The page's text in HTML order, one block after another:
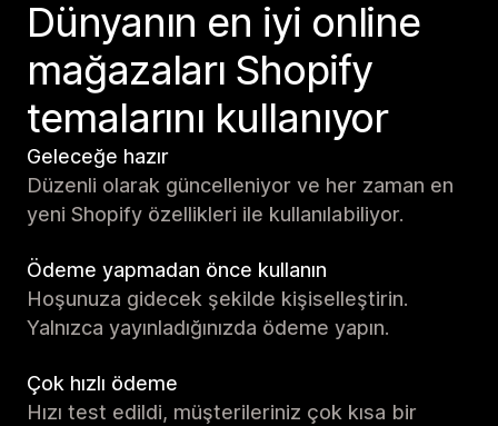
Dünyanın en iyi online
mağazaları Shopify
temalarını kullanıyor
Geleceğe hazır
Düzenli olarak güncelleniyor ve her zaman en
yeni Shopify özellikleri ile kullanılabiliyor.
Ödeme yapmadan önce kullanın
Hoşunuza gidecek şekilde kişiselleştirin.
Yalnızca yayınladığınızda ödeme yapın.
Çok hızlı ödeme
Hızı test edildi, müşterileriniz çok kısa bir